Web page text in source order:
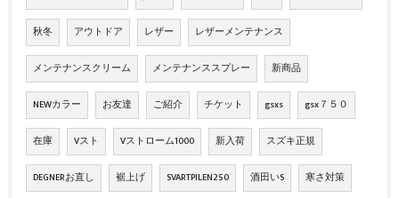
秋冬 アウトドア レザー レザーメンテナンス
メンテナンスクリーム メンテナンススプレー 新商品
NEWカラー お友達 ご紹介 チケット gsxs gsx７５０
在庫 Vスト Vストローム1000 新入荷 スズキ正規
DEGNERお直し 裾上げ SVARTPILEN250 酒田いS 寒さ対策